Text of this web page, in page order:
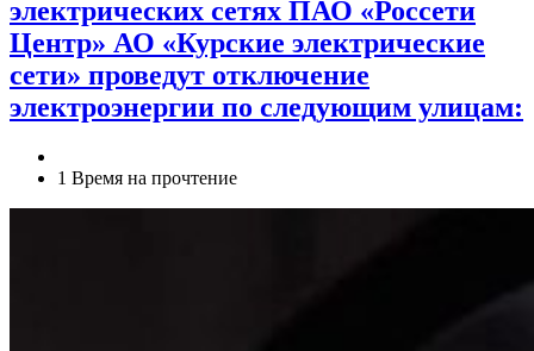
электрических сетях ПАО «Россети
Центр» АО «Курские электрические
сети» проведут отключение
электроэнергии по следующим улицам:
1 Время на прочтение